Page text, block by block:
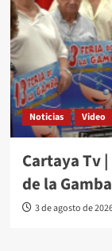
Noticias Video
Cartaya Tv
de la
3 de agosto de